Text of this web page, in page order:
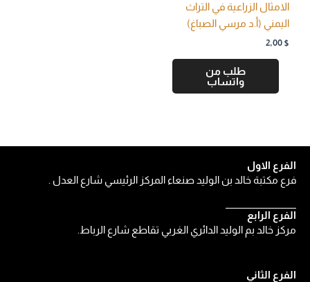
الامثال الزراعية في التراث
اليمني (أ.د مرسي الصباغ)
2,00 $
طلب من
واتساب
الفرع الثاني
الفرع الاول
فرع مكتبة خالد بن الوليد صنعاء المركز الرئيسي شارع العدل .
الفرع الرابع
مركز خالد بم الوليد الدائري الغربي تقاطع شارع الرباط.